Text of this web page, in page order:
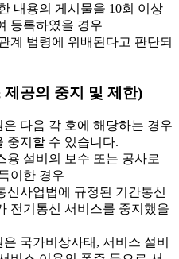
내용의 게시물을 10회 이상
등록하였을 경우
계 법령에 위배된다고 판단되
제공의 중지 및 제한)
다음 각 호에 해당하는 경우
중지할 수 있습니다.
용 설비의 보수 또는 공사로
이한 경우
신사업법에 규정된 기간통신
전기통신 서비스를 중지했을
국가비상사태, 서비스 설비